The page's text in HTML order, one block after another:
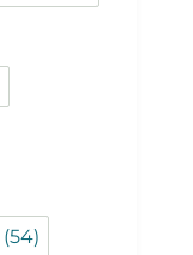
(54)